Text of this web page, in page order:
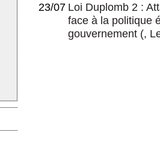
23/07 Loi Duplomb 2 :
face à la politique
gouvernement (,